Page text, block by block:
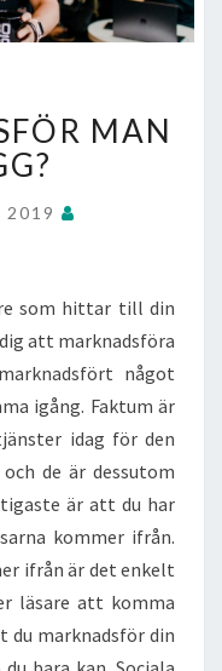
MAN
2019
som hittar till din
att marknadsföra
något
igång. Faktum är
idag för den
och de är dessutom
är att du har
kommer ifrån.
ifrån är det enkelt
läsare att komma
du marknadsför din